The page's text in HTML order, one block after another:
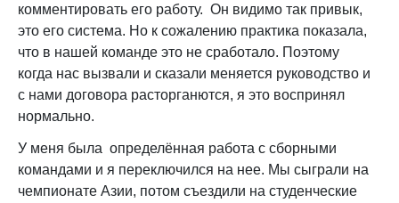
комментировать его работу. Он видимо так привык,
это его система. Но к сожалению практика показала,
что в нашей команде это не сработало. Поэтому
когда нас вызвали и сказали меняется руководство и
с нами договора расторганются, я это воспринял
нормально.
У меня была определённая работа с сборными
командами и я переключился на нее. Мы сыграли на
чемпионате Азии, потом съездили на студенческие